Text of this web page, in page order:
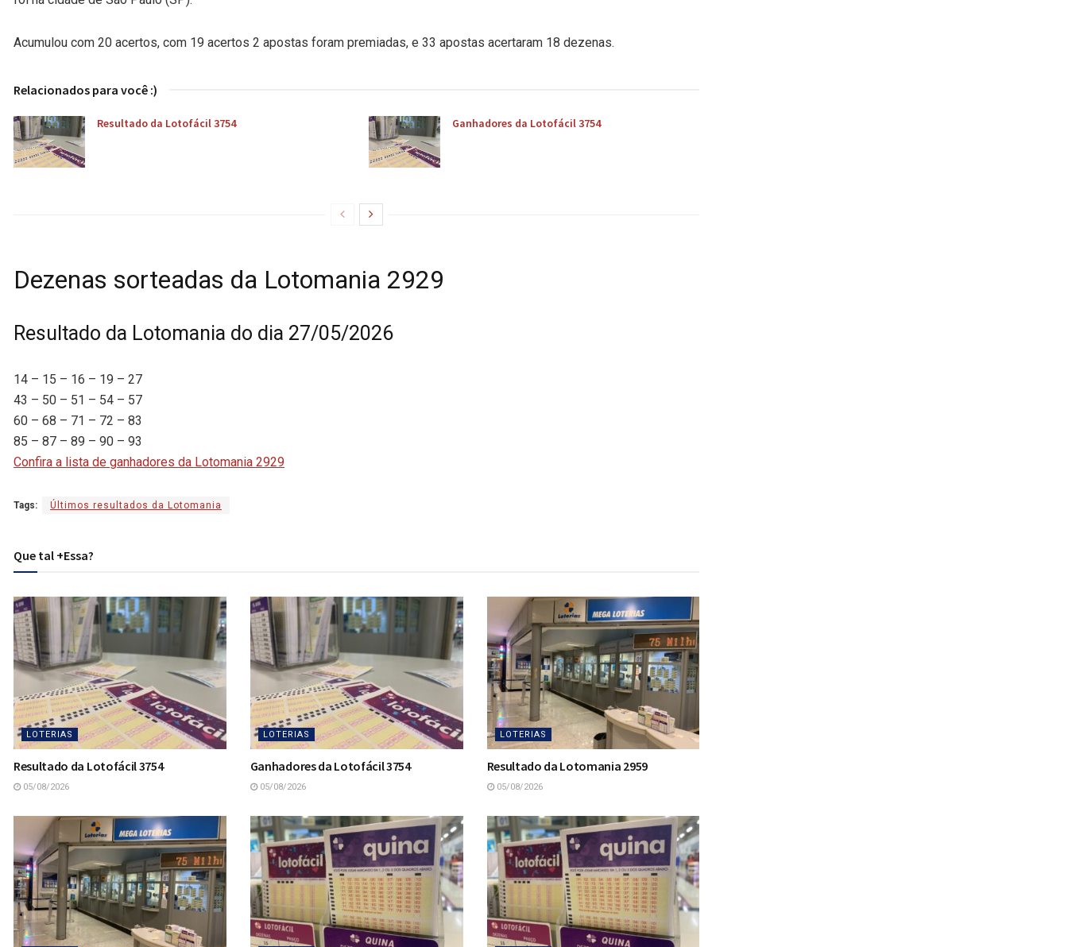
Acumulou com 20 acertos, com 19 acertos 2 apostas foram premiadas, e 33 apostas acertaram 18 dezenas.
Relacionados para você :)
Resultado da Lotofácil 3754 Ganhadores da Lotofácil 3754
Dezenas sorteadas da Lotomania 2929
Resultado da Lotomania do dia 27/05/2026
14 – 15 – 16 – 19 – 27
43 – 50 – 51 – 54 – 57
60 – 68 – 71 – 72 – 83
85 – 87 – 89 – 90 – 93
Confira a lista de ganhadores da Lotomania 2929
Tags: Últimos resultados da Lotomania
Que tal +Essa?
LOTERIAS
Resultado da Lotofácil 3754
05/08/2026
LOTERIAS
Ganhadores da Lotofácil 3754
05/08/2026
LOTERIAS
Resultado da Lotomania 2959
05/08/2026